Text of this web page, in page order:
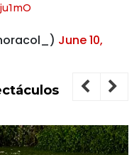
June 10,